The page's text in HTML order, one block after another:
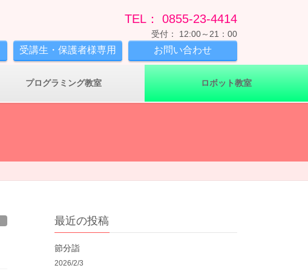
TEL： 0855-23-4414
受付： 12:00～21：00
受講生・保護者様専用 お問い合わせ
プログラミング教室 ロボット教室
最近の投稿
節分詣
2026/2/3